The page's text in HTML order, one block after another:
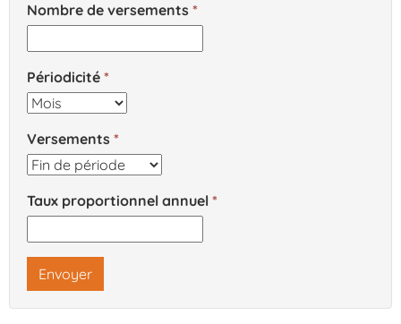
Nombre de versements
Périodicité
Versements
Taux proportionnel annuel
Envoyer